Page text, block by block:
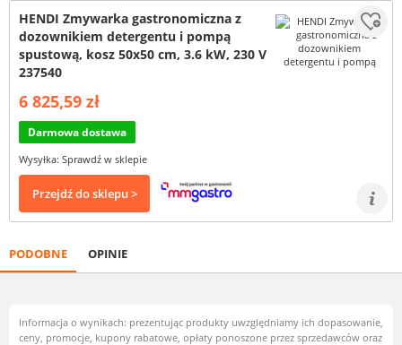
HENDI Zmywarka gastronomiczna z
dozownikiem detergentu i pompą
spustową, kosz 50x50 cm, 3.6 kW, 230 V
237540
6 825,59 zł
Darmowa dostawa
Wysyłka: Sprawdź w sklepie
Przejdź do sklepu >
PODOBNE OPINIE
Informacja o wynikach: prezentując produkty uwzględniamy ich dopasowanie,
ceny, promocje, kupony rabatowe, opłaty ponoszone przez sprzedawców oraz